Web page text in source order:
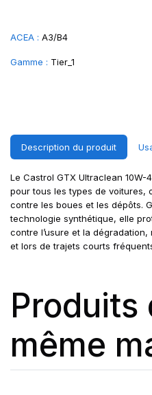
ACEA : A3/B4
Gamme : Tier_1
Description du produit
Le Castrol GTX Ultraclean
pour tous les types de
contre les boues et les dépôts.
technologie synthétique, elle
contre l’usure et la
et lors de trajets courts
Produits
même